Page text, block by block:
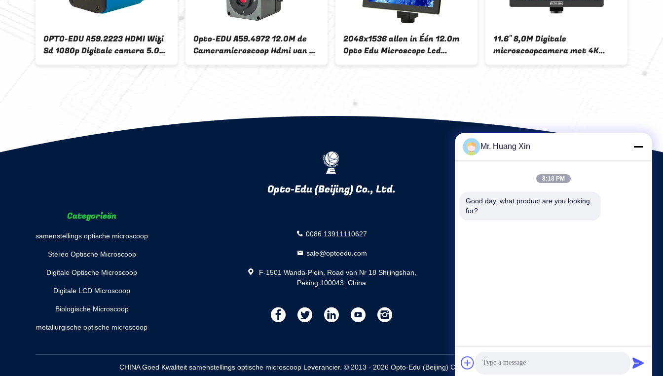
12.0M de
Hdmi van 8K
2048x1536 allen in Één 12.0m
Opto Edu Microscope Lcd
Screen
11.6" 8,0M Digitale
microscoopcamera met 4K
3840x2160 resolutie
De Camera van opto-EDU
A59.4231 2K 38M Portable Hd
Cameratype C van de Hdmi
Digitale Microscoop
Muiscontrole die 2.0m meten
Opto-Edu (Beijing) Co., Ltd.
Categorieën
samenstellings optische microscoop
Stereo Optische Microscoop
Digitale Optische Microscoop
Digitale LCD Microscoop
Biologische Microscoop
metallurgische optische microscoop
0086 13911110627
sale@optoedu.com
F-1501 Wanda-Plein, Road van Nr 18 Shijingshan,
Peking 100043, China
述
述
述
述
述
CHINA Goed Kwaliteit samenstellings optische microscoop Leverancier. © 2013 - 2026 Opto-Edu (Beijing) Co., Ltd.. All Rights Reserved.
Mr. Huang Xin
8:18 PM
Good day, what product are you looking
for?